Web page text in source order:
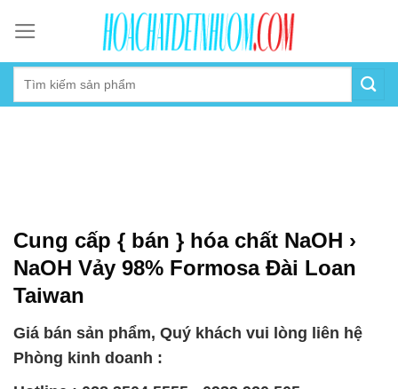
content
Cung cấp { bán } hóa chất NaOH ›
NaOH Vảy 98% Formosa Đài Loan
Taiwan
Giá bán sản phẩm, Quý khách vui lòng liên hệ
Phòng kinh doanh :